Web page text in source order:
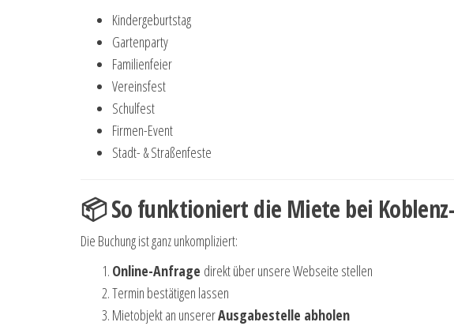
Kindergeburtstag
Gartenparty
Familienfeier
Vereinsfest
Schulfest
Firmen-Event
Stadt- & Straßenfeste
📦 So funktioniert die Miete bei
Die Buchung ist ganz unkompliziert:
Online-Anfrage direkt über unsere Webseite stellen
Termin bestätigen lassen
Mietobjekt an unsererAusgabestelle abholen